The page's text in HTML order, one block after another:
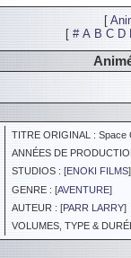
[
[ # A B C D
TITRE ORIGINAL : Space
ANNÉES DE
STUDIOS : [ENOKI FILMS
GENRE : [AVENTURE]
AUTEUR : [PARR LARRY]
VOLUMES, TYPE &